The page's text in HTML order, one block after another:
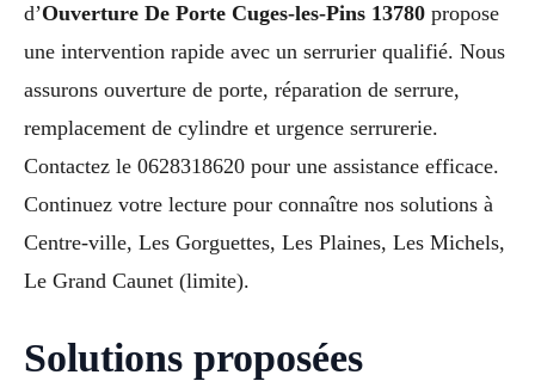
d’Ouverture De Porte Cuges-les-Pins 13780 propose
une intervention rapide avec un serrurier qualifié. Nous
assurons ouverture de porte, réparation de serrure,
remplacement de cylindre et urgence serrurerie.
Contactez le 0628318620 pour une assistance efficace.
Continuez votre lecture pour connaître nos solutions à
Centre-ville, Les Gorguettes, Les Plaines, Les Michels,
Le Grand Caunet (limite).
Solutions proposées